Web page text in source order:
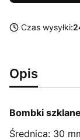
Czas wysyłki:
Opis
Bombki
Średnica: 30